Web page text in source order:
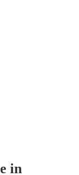
in